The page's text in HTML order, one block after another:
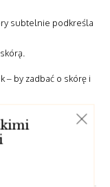
subtelnie podkreśla
– by zadbać o skórę i
Nude
Rouge